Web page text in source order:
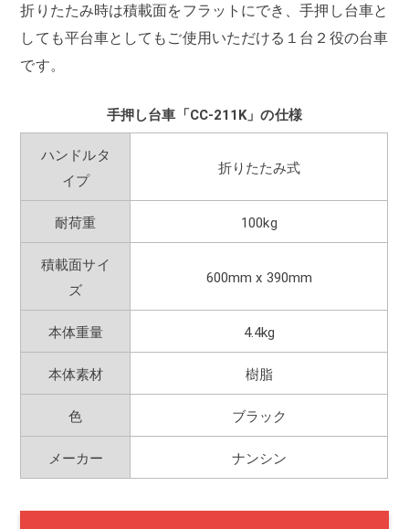
折りたたみ時は積載面をフラットにでき、手押し台車と
しても平台車としてもご使用いただける１台２役の台車
です。
手押し台車「CC-211K」の仕様
ハンドルタ
イプ
折りたたみ式
耐荷重 100kg
積載面サイ
ズ
600mm x 390mm
本体重量 4.4kg
本体素材 樹脂
色 ブラック
メーカー ナンシン